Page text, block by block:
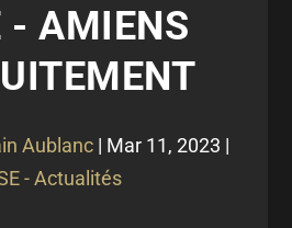
- AMIENS
Aublanc | Mar 11, 2023 |
- Actualités